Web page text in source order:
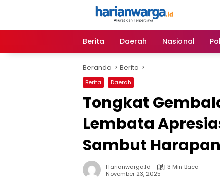
Berita Daerah Nasional
Beranda Berita
Berita Daerah
Tongkat
Lembata
Sambut
Harianwarga.id
3 Min Baca
November 23, 2025